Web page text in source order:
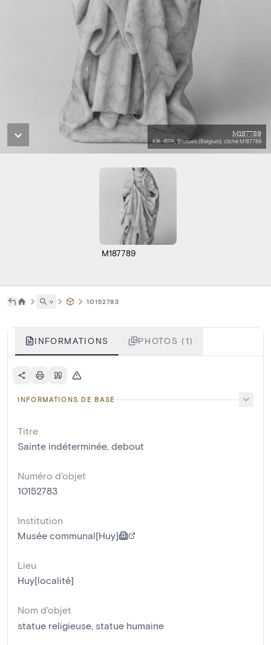
M187789
KIK-IRPA, Brussels (Belgium), cliché M187789
M187789
˅ 10152783
INFORMATIONS PHOTOS (1)
INFORMATIONS DE BASE
Titre
Sainte indéterminée, debout
Numéro d'objet
10152783
Institution
Musée communal[Huy]
Lieu
Huy[localité]
Nom d'objet
statue religieuse, statue humaine